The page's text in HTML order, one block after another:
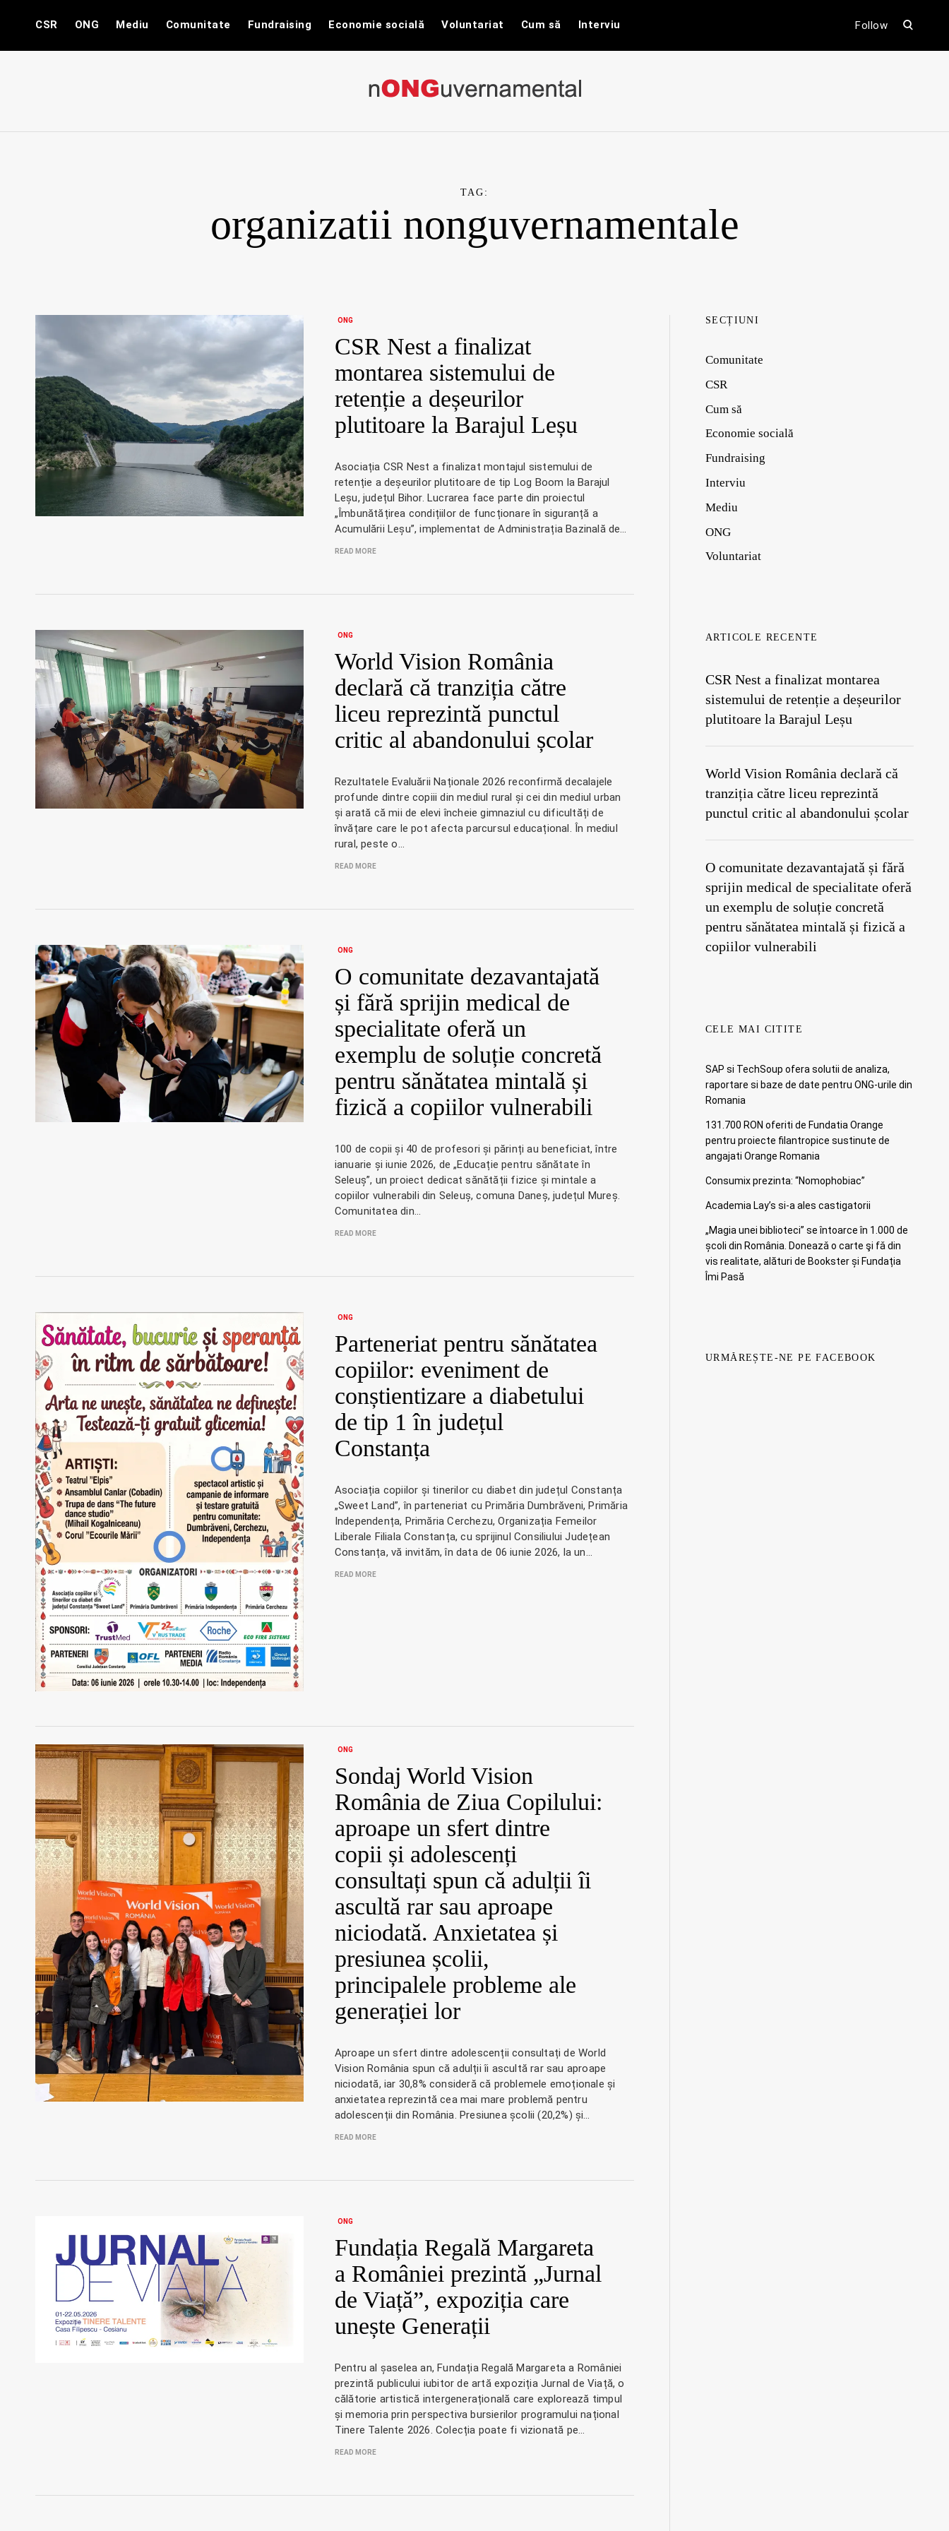
CSR ONG Mediu Comunitate Fundraising Economie socială Voluntariat Cum să Interviu Follow
open
form
nONGuvernamental
TAG:
organizatii nonguvernamentale
ONG
CSR Nest a finalizat
montarea sistemului de
retenție a deșeurilor
plutitoare la Barajul Leșu
Asociația CSR Nest a finalizat montajul sistemului de
retenție a deșeurilor plutitoare de tip Log Boom la Barajul
Leșu, județul Bihor. Lucrarea face parte din proiectul
„Îmbunătățirea condițiilor de funcționare în siguranță a
Acumulării Leșu”, implementat de Administrația Bazinală de…
READ MORE
ONG
World Vision România
declară că tranziția către
liceu reprezintă punctul
critic al abandonului școlar
Rezultatele Evaluării Naționale 2026 reconfirmă decalajele
profunde dintre copiii din mediul rural și cei din mediul urban
și arată că mii de elevi încheie gimnaziul cu dificultăți de
învățare care le pot afecta parcursul educațional. În mediul
rural, peste o…
READ MORE
ONG
O comunitate dezavantajată
și fără sprijin medical de
specialitate oferă un
exemplu de soluție concretă
pentru sănătatea mintală și
fizică a copiilor vulnerabili
100 de copii și 40 de profesori și părinți au beneficiat, între
ianuarie și iunie 2026, de „Educație pentru sănătate în
Seleuș”, un proiect dedicat sănătății fizice și mintale a
copiilor vulnerabili din Seleuș, comuna Daneș, județul Mureș.
Comunitatea din…
READ MORE
ONG
Parteneriat pentru sănătatea
copiilor: eveniment de
conștientizare a diabetului
de tip 1 în județul
Constanța
Asociația copiilor și tinerilor cu diabet din județul Constanța
„Sweet Land”, în parteneriat cu Primăria Dumbrăveni, Primăria
Independența, Primăria Cerchezu, Organizația Femeilor
Liberale Filiala Constanța, cu sprijinul Consiliului Județean
Constanța, vă invităm, în data de 06 iunie 2026, la un…
READ MORE
ONG
Sondaj World Vision
România de Ziua Copilului:
aproape un sfert dintre
copii și adolescenți
consultați spun că adulții îi
ascultă rar sau aproape
niciodată. Anxietatea și
presiunea școlii,
principalele probleme ale
generației lor
Aproape un sfert dintre adolescenții consultați de World
Vision România spun că adulții îi ascultă rar sau aproape
niciodată, iar 30,8% consideră că problemele emoționale și
anxietatea reprezintă cea mai mare problemă pentru
adolescenții din România. Presiunea școlii (20,2%) și…
READ MORE
ONG
Fundația Regală Margareta
a României prezintă „Jurnal
de Viață”, expoziția care
unește Generații
Pentru al șaselea an, Fundația Regală Margareta a României
prezintă publicului iubitor de artă expoziția Jurnal de Viață, o
călătorie artistică intergenerațională care explorează timpul
și memoria prin perspectiva bursierilor programului național
Tinere Talente 2026. Colecția poate fi vizionată pe…
READ MORE
SECȚIUNI
Comunitate
CSR
Cum să
Economie socială
Fundraising
Interviu
Mediu
ONG
Voluntariat
ARTICOLE RECENTE
CSR Nest a finalizat montarea
sistemului de retenție a deșeurilor
plutitoare la Barajul Leșu
World Vision România declară că
tranziția către liceu reprezintă
punctul critic al abandonului școlar
O comunitate dezavantajată și fără
sprijin medical de specialitate oferă
un exemplu de soluție concretă
pentru sănătatea mintală și fizică a
copiilor vulnerabili
CELE MAI CITITE
SAP si TechSoup ofera solutii de analiza,
raportare si baze de date pentru ONG-urile din
Romania
131.700 RON oferiti de Fundatia Orange
pentru proiecte filantropice sustinute de
angajati Orange Romania
Consumix prezinta: “Nomophobiac”
Academia Lay’s si-a ales castigatorii
„Magia unei biblioteci” se întoarce în 1.000 de
școli din România. Doneazǎ o carte şi fǎ din
vis realitate, alături de Bookster și Fundația
Îmi Pasă
URMĂREȘTE-NE PE FACEBOOK